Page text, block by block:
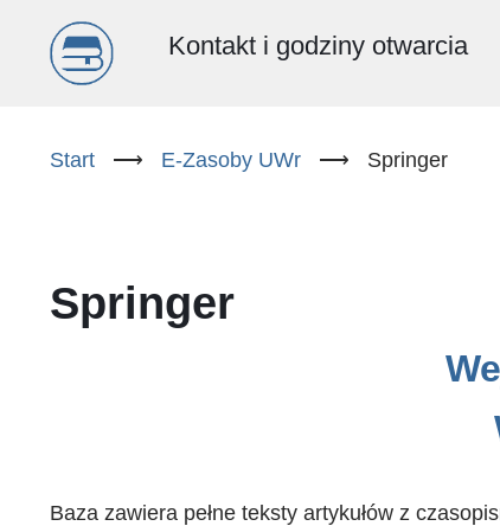
Menu
(PL)
Kontakt i godziny otwarcia
Start ⟶ E-Zasoby UWr ⟶ Springer
Springer
Baza zawiera pełne teksty artykułów z